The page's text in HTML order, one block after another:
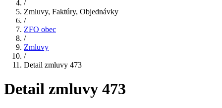
/
Zmluvy, Faktúry, Objednávky
/
ZFO obec
/
Zmluvy
/
Detail zmluvy 473
Detail zmluvy 473